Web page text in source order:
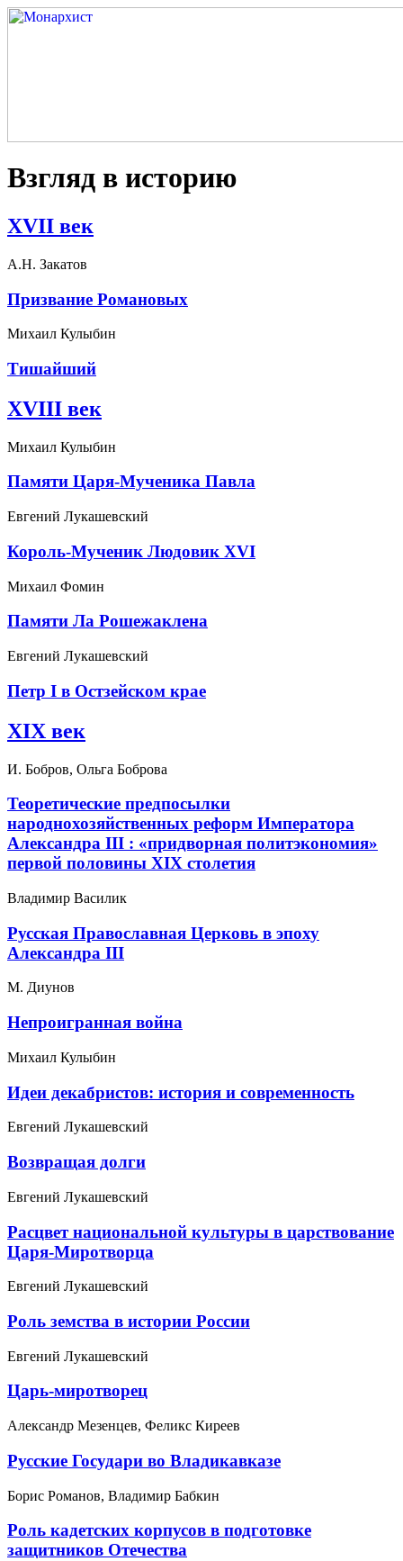
Взгляд в историю
XVII век
А.Н. Закатов
Призвание Романовых
Михаил Кулыбин
Тишайший
XVIII век
Михаил Кулыбин
Памяти Царя-Мученика Павла
Евгений Лукашевский
Король-Мученик Людовик XVI
Михаил Фомин
Памяти Ла Рошежаклена
Евгений Лукашевский
Петр I в Остзейском крае
XIX век
И. Бобров, Ольга Боброва
Теоретические предпосылки
народнохозяйственных реформ Императора
Александра ІІІ : «придворная политэкономия»
первой половины XIX столетия
Владимир Василик
Русская Православная Церковь в эпоху
Александра III
М. Диунов
Непроигранная война
Михаил Кулыбин
Идеи декабристов: история и современность
Евгений Лукашевский
Возвращая долги
Евгений Лукашевский
Расцвет национальной культуры в царствование
Царя-Миротворца
Евгений Лукашевский
Роль земства в истории России
Евгений Лукашевский
Царь-миротворец
Александр Мезенцев, Феликс Киреев
Русские Государи во Владикавказе
Борис Романов, Владимир Бабкин
Роль кадетских корпусов в подготовке
защитников Отечества